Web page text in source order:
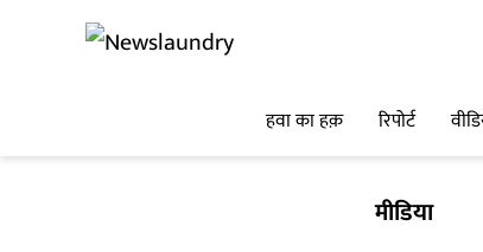
हवा का हक़ रिपोर्ट
मीडिया